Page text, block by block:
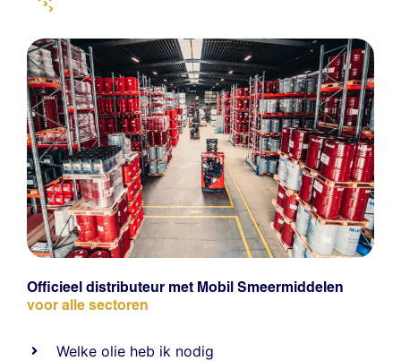
Officieel distributeur met Mobil Smeermiddelen
voor alle sectoren
Welke olie heb ik nodig